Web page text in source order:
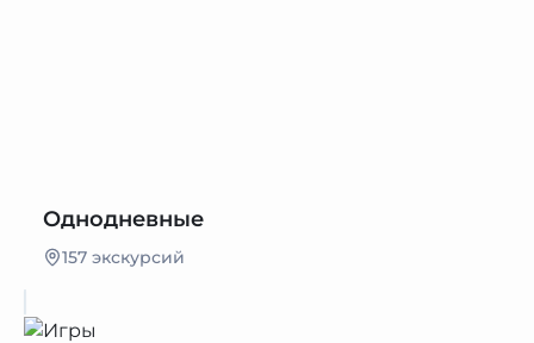
Однодневные
157 экскурсий